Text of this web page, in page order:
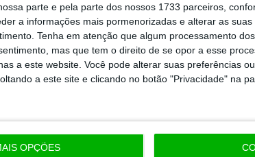
parte e pela parte dos nossos 1733 parceiros,
a informações mais pormenorizadas e alterar as
Tenha em atenção que algum processamento
mas que tem o direito de se opor a esse
a este website. Você pode alterar suas preferências
a este site e clicando no botão "Privacidade" na
OPÇÕES